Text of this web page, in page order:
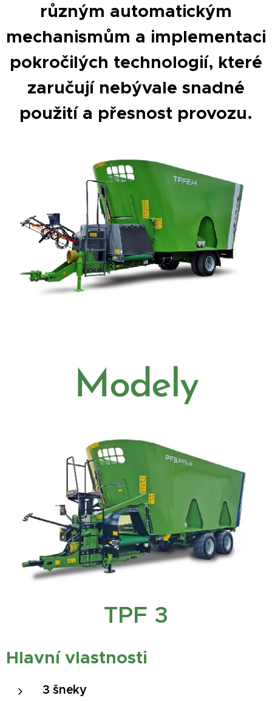
různým automatickým
mechanismům a implementaci
pokročilých technologií, které
zaručují nebývale snadné
použití a přesnost provozu.
Modely
TPF 3
Hlavní vlastnosti
3 šneky